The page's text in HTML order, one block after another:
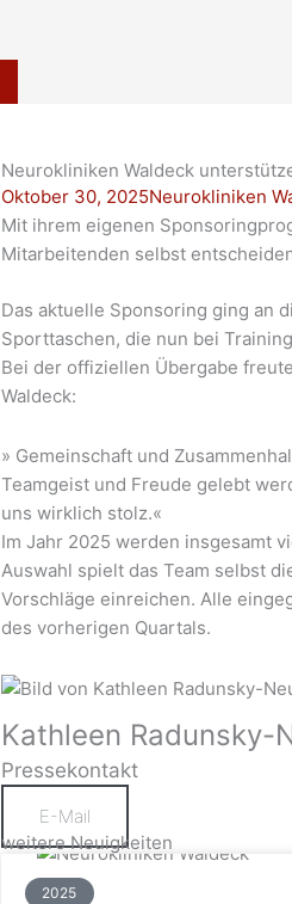
Neurokliniken Waldeck
Oktober 30, 2025Neurokliniken
Mit ihrem eigenen
Mitarbeitenden selbst
Das aktuelle Sponsoring ging an
Sporttaschen, die nun bei
Bei der offiziellen Übergabe
Waldeck:
» Gemeinschaft und
Teamgeist und Freude gelebt
uns wirklich stolz.«
Im Jahr 2025 werden insgesamt
Auswahl spielt das Team selbst
Vorschläge einreichen. Alle
des vorherigen Quartals.
Kathleen Radunsky-
Pressekontakt
E-Mail
weitere Neuigkeiten
2025